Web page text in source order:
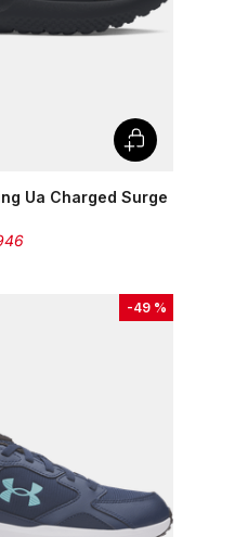
Ua Charged Surge
-49 %